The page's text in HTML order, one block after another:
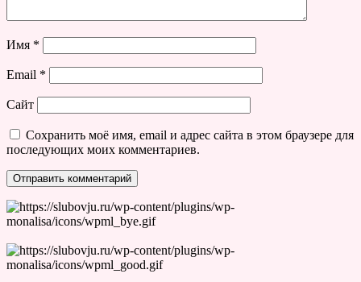
Имя *
Email *
Сайт
Сохранить моё имя, email и адрес сайта в этом браузере для
последующих моих комментариев.